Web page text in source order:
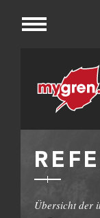
Übersicht der